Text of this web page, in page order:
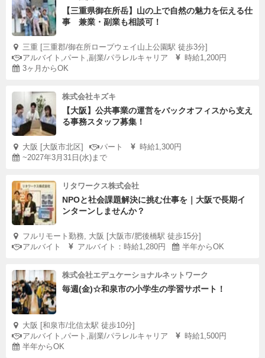
【三重県御在所岳】山の上で自然の魅力を伝える仕
事 兼業・副業も相談可！
三重 [三重郡/御在所ロープウェイ山上公園駅 徒歩3分]
アルバイト,パート,副業/パラレルキャリア
時給1,200円
3ヶ月からOK
株式会社キズキ
【大阪】公共事業の運営をバックオフィスから支え
る事務スタッフ募集！
大阪 [大阪市北区] パート
時給1,300円
~2027年3月31日(水)まで
リタワークス株式会社
NPOと社会課題解決に挑む仕事を｜大阪で長期イ
ンターンしませんか？
フルリモート勤務, 大阪 [大阪市/肥後橋駅 徒歩15分]
アルバイト
アルバイト：時給1,280円 半年からOK
株式会社エデュケーショナルネットワーク
毎週(金)☆和泉市の小学生の学習サポート！
大阪 [和泉市/北信太駅 徒歩10分]
アルバイト,パート,副業/パラレルキャリア
時給1,500円
半年からOK